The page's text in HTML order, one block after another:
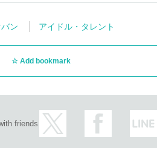
ン アイドル・タレント
Add bookmark
friends